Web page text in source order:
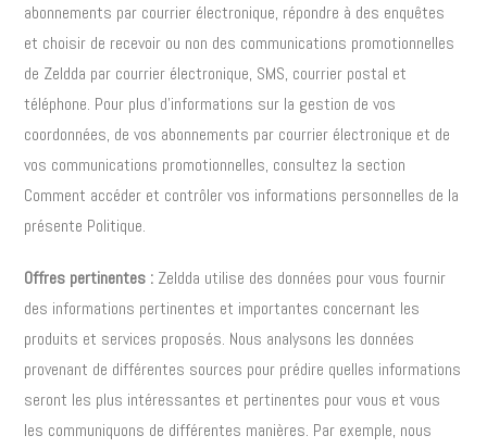
abonnements par courrier électronique, répondre à des enquêtes
et choisir de recevoir ou non des communications promotionnelles
de Zeldda par courrier électronique, SMS, courrier postal et
téléphone. Pour plus d’informations sur la gestion de vos
coordonnées, de vos abonnements par courrier électronique et de
vos communications promotionnelles, consultez la section
Comment accéder et contrôler vos informations personnelles de la
présente Politique.
Offres pertinentes : Zeldda utilise des données pour vous fournir
des informations pertinentes et importantes concernant les
produits et services proposés. Nous analysons les données
provenant de différentes sources pour prédire quelles informations
seront les plus intéressantes et pertinentes pour vous et vous
les communiquons de différentes manières. Par exemple, nous